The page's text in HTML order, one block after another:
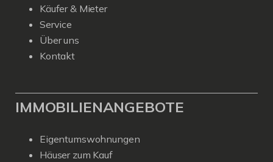
Käufer & Mieter
Service
Über uns
Kontakt
IMMOBILIENANGEBOTE
Eigentumswohnungen
Häuser zum Kauf